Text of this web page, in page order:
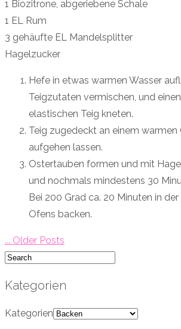
1 Biozitrone, abgeriebene Schale
1 EL Rum
3 gehäufte EL Mandelsplitter
Hagelzucker
Hefe in etwas warmen Wasser
Teigzutaten vermischen, und
elastischen Teig kneten.
Teig zugedeckt an einem
aufgehen lassen.
Ostertauben formen und mit
und nochmals mindestens 30
Bei 200 Grad ca. 20 Minuten in
Ofens backen.
... Older Posts
Kategorien
Kategorien